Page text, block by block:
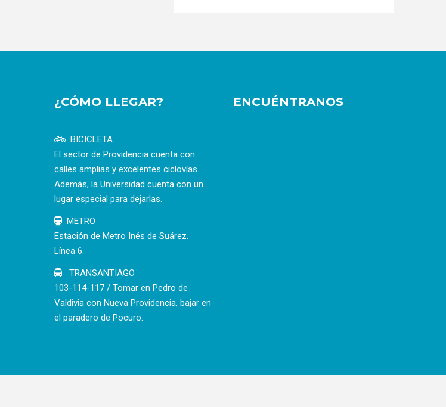
¿CÓMO LLEGAR?
BICICLETA
El sector de Providencia cuenta con
calles amplias y excelentes ciclovías.
Además, la Universidad cuenta con un
lugar especial para dejarlas.
METRO
Estación de Metro Inés de Suárez.
Línea 6.
TRANSANTIAGO
103-114-117 / Tomar en Pedro de
Valdivia con Nueva Providencia, bajar en
el paradero de Pocuro.
ENCUÉNTRANOS